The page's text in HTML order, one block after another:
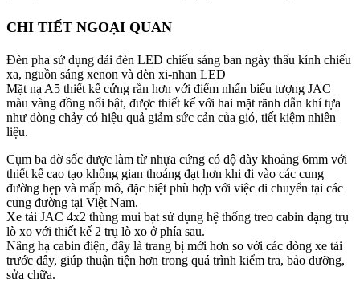
CHI TIẾT NGOẠI QUAN
Đèn pha sử dụng dải đèn LED chiếu sáng ban ngày thấu kính chiếu
xa, nguồn sáng xenon và đèn xi-nhan LED
Mặt nạ A5 thiết kế cứng rắn hơn với điểm nhấn biểu tượng JAC
màu vàng đồng nổi bật, được thiết kế với hai mặt rãnh dẫn khí tựa
như dòng chảy có hiệu quả giảm sức cản của gió, tiết kiệm nhiên
liệu.
Cụm ba đờ sốc được làm từ nhựa cứng có độ dày khoảng 6mm với
thiết kế cao tạo không gian thoáng đạt hơn khi đi vào các cung
đường hẹp và mấp mô, đặc biệt phù hợp với việc di chuyển tại các
cung đường tại Việt Nam.
Xe tải JAC 4x2 thùng mui bạt sử dụng hệ thống treo cabin dạng trụ
lò xo với thiết kế 2 trụ lò xo ở phía sau.
Nâng hạ cabin điện, đây là trang bị mới hơn so với các dòng xe tải
trước đây, giúp thuận tiện hơn trong quá trình kiểm tra, bảo dưỡng,
sửa chữa.